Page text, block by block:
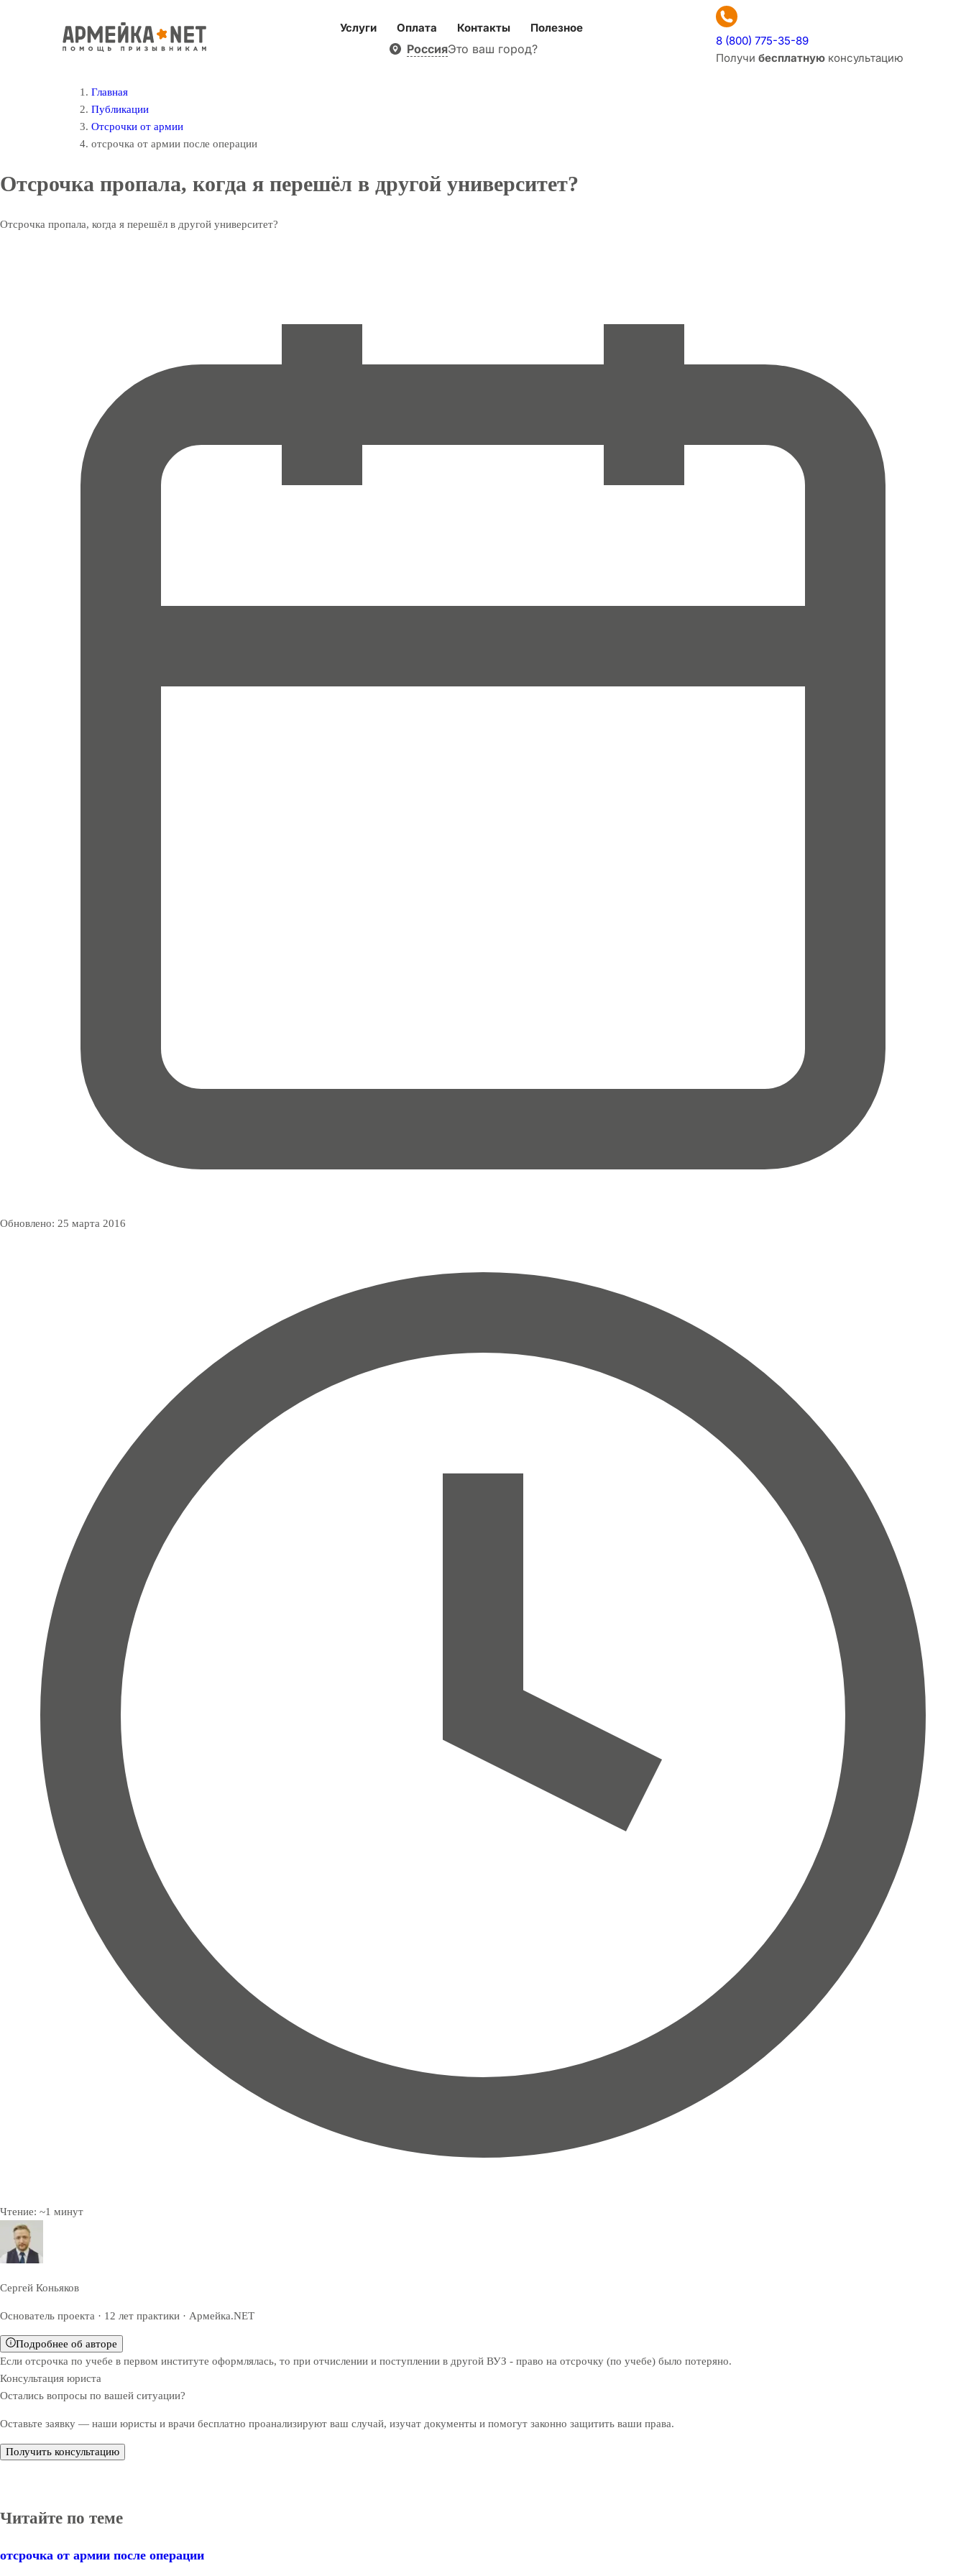
Услуги Оплата Контакты Полезное
РоссияЭто ваш город?
8 (800) 775-35-89
Получи бесплатную консультацию
Главная
Публикации
Отсрочки от армии
отсрочка от армии после операции
Отсрочка пропала, когда я перешёл в другой университет?
Отсрочка пропала, когда я перешёл в другой университет?
Обновлено: 25 марта 2016
Чтение: ~1 минут
Сергей Коньяков
Основатель проекта · 12 лет практики · Армейка.NET
Подробнее об авторе
Если отсрочка по учебе в первом институте оформлялась, то при отчислении и поступлении в другой ВУЗ - право на отсрочку (по учебе) было потеряно.
Консультация юриста
Остались вопросы по вашей ситуации?
Оставьте заявку — наши юристы и врачи бесплатно проанализируют ваш случай, изучат документы и помогут законно защитить ваши права.
Получить консультацию
Читайте по теме
отсрочка от армии после операции